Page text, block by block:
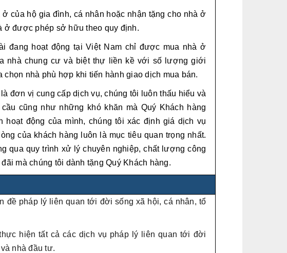
của hộ gia đình, cá nhân hoặc nhận tặng cho nhà ở
ở được phép sở hữu theo quy định.
đang hoạt động tại Việt Nam chỉ được mua nhà ở
nhà chung cư và biệt thự liền kề với số lượng giới
nhà phù hợp khi tiến hành giao dịch mua bán.
đơn vị cung cấp dịch vụ, chúng tôi luôn thấu hiểu và
cũng như những khó khăn mà Quý Khách hàng
hoạt động của mình, chúng tôi xác định giá dịch vụ
của khách hàng luôn là mục tiêu quan trọng nhất.
qua quy trình xử lý chuyên nghiệp, chất lượng công
mà chúng tôi dành tặng Quý Khách hàng.
đề pháp lý liên quan tới đời sống xã hội, cá nhân, tổ
hiện tất cả các dịch vụ pháp lý liên quan tới đời
nhà đầu tư.